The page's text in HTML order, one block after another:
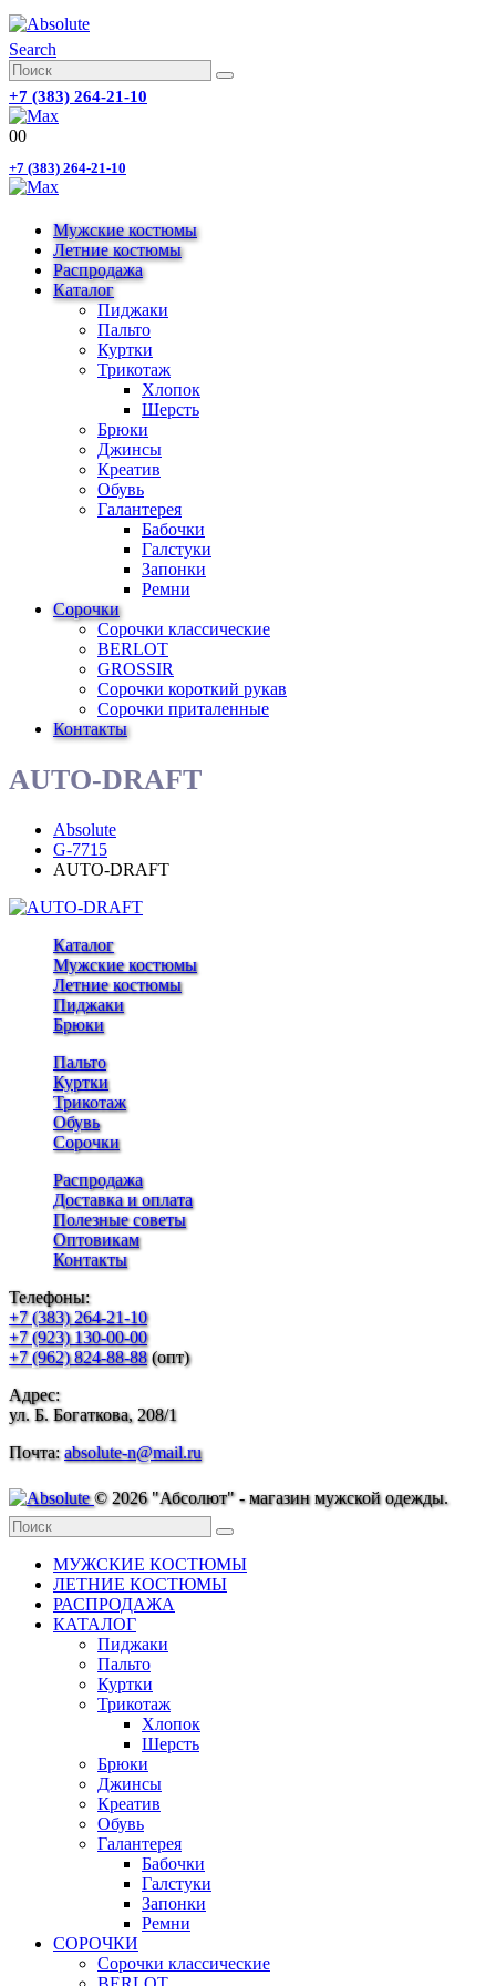
Search
+7 (383) 264-21-10
00
+7 (383) 264-21-10
Мужские костюмы
Летние костюмы
Распродажа
Каталог
Пиджаки
Пальто
Куртки
Трикотаж
Хлопок
Шерсть
Брюки
Джинсы
Креатив
Обувь
Галантерея
Бабочки
Галстуки
Запонки
Ремни
Сорочки
Сорочки классические
BERLOT
GROSSIR
Сорочки короткий рукав
Сорочки приталенные
Контакты
AUTO-DRAFT
Absolute
G-7715
AUTO-DRAFT
Каталог
Мужские костюмы
Летние костюмы
Пиджаки
Брюки
Пальто
Куртки
Трикотаж
Обувь
Сорочки
Распродажа
Доставка и оплата
Полезные советы
Оптовикам
Контакты
Телефоны:
+7 (383) 264-21-10
+7 (923) 130-00-00
+7 (962) 824-88-88(опт)
Адрес:
ул. Б. Богаткова, 208/1
Почта:absolute-n@mail.ru
© 2026 "Абсолют" - магазин мужской одежды.
МУЖСКИЕ КОСТЮМЫ
ЛЕТНИЕ КОСТЮМЫ
РАСПРОДАЖА
КАТАЛОГ
Пиджаки
Пальто
Куртки
Трикотаж
Хлопок
Шерсть
Брюки
Джинсы
Креатив
Обувь
Галантерея
Бабочки
Галстуки
Запонки
Ремни
СОРОЧКИ
Сорочки классические